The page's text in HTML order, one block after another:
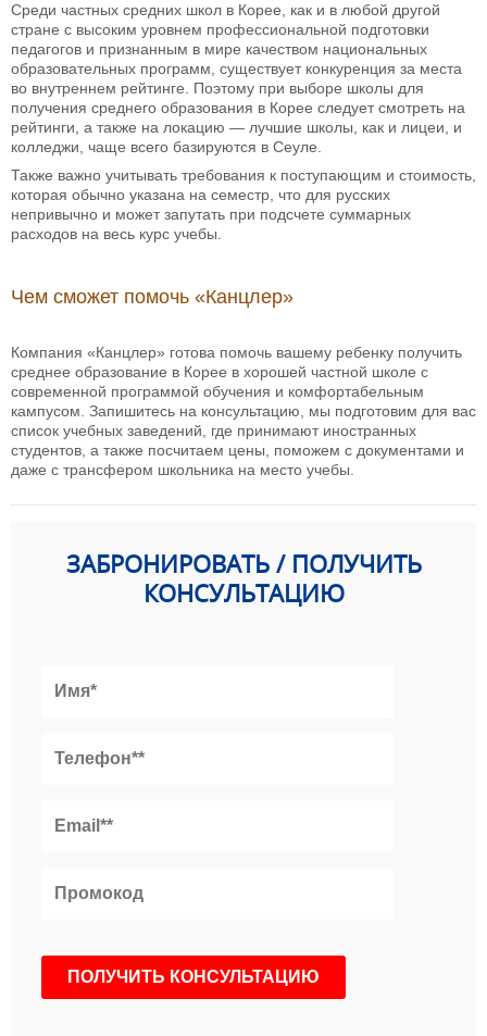
Среди частных средних школ в Корее, как и в любой другой
стране с высоким уровнем профессиональной подготовки
педагогов и признанным в мире качеством национальных
образовательных программ, существует конкуренция за места
во внутреннем рейтинге. Поэтому при выборе школы для
получения среднего образования в Корее следует смотреть на
рейтинги, а также на локацию — лучшие школы, как и лицеи, и
колледжи, чаще всего базируются в Сеуле.
Также важно учитывать требования к поступающим и стоимость,
которая обычно указана на семестр, что для русских
непривычно и может запутать при подсчете суммарных
расходов на весь курс учебы.
Чем сможет помочь «Канцлер»
Компания «Канцлер» готова помочь вашему ребенку получить
среднее образование в Корее в хорошей частной школе с
современной программой обучения и комфортабельным
кампусом. Запишитесь на консультацию, мы подготовим для вас
список учебных заведений, где принимают иностранных
студентов, а также посчитаем цены, поможем с документами и
даже с трансфером школьника на место учебы.
ЗАБРОНИРОВАТЬ / ПОЛУЧИТЬ
КОНСУЛЬТАЦИЮ